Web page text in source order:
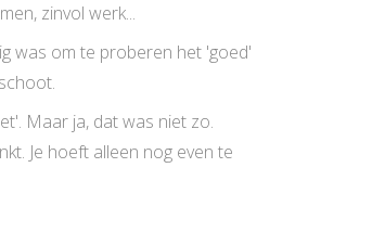
zinvol werk...
was om te proberen het 'goed'
Maar ja, dat was niet zo.
Je hoeft alleen nog even te